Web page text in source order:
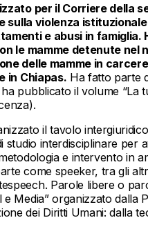
per il Corriere della
sulla violenza
e abusi in famiglia.
le mamme detenute nel
delle mamme in
in Chiapas. Ha fatto parte
pubblicato il volume “La
il tavolo
studio interdisciplinare per
e intervento in
come speeker, tra gli
Parole libere o
e Media” organizzato dalla
dei Diritti Umani: dalla